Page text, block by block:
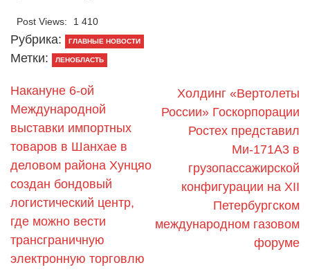
Post Views: 1 410
Рубрика: ГЛАВНЫЕ НОВОСТИ
Метки: ЛЕНОБЛАСТЬ
Накануне 6-ой
Международной
выставки импортных
товаров в Шанхае в
деловом района Хунцяо
создан бондовый
логистический центр,
где можно вести
трансграничную
электронную торговлю
Холдинг «Вертолеты
России» Госкорпорации
Ростех представил
Ми-171А3 в
грузопассажирской
конфигурации на XII
Петербургском
международном газовом
форуме